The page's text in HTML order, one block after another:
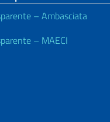
– Ambasciata
– MAECI